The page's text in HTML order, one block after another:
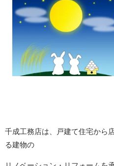
千成工務店は、戸建て住宅から
る建物の